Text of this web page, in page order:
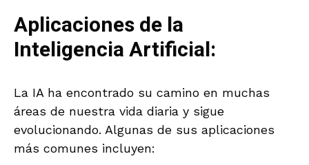
Aplicaciones de la
Inteligencia Artificial:
La IA ha encontrado su camino en muchas
áreas de nuestra vida diaria y sigue
evolucionando. Algunas de sus aplicaciones
más comunes incluyen: